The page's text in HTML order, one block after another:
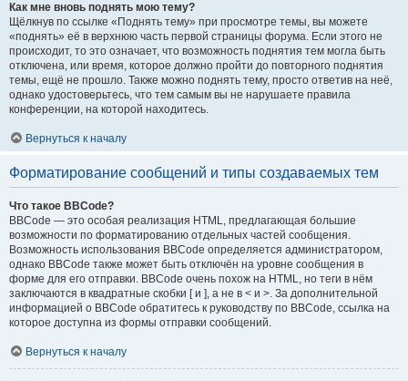
Как мне вновь поднять мою тему?
Щёлкнув по ссылке «Поднять тему» при просмотре темы, вы можете
«поднять» её в верхнюю часть первой страницы форума. Если этого не
происходит, то это означает, что возможность поднятия тем могла быть
отключена, или время, которое должно пройти до повторного поднятия
темы, ещё не прошло. Также можно поднять тему, просто ответив на неё,
однако удостоверьтесь, что тем самым вы не нарушаете правила
конференции, на которой находитесь.
Вернуться к началу
Форматирование сообщений и типы создаваемых тем
Что такое BBCode?
BBCode — это особая реализация HTML, предлагающая большие
возможности по форматированию отдельных частей сообщения.
Возможность использования BBCode определяется администратором,
однако BBCode также может быть отключён на уровне сообщения в
форме для его отправки. BBCode очень похож на HTML, но теги в нём
заключаются в квадратные скобки [ и ], а не в < и >. За дополнительной
информацией о BBCode обратитесь к руководству по BBCode, ссылка на
которое доступна из формы отправки сообщений.
Вернуться к началу